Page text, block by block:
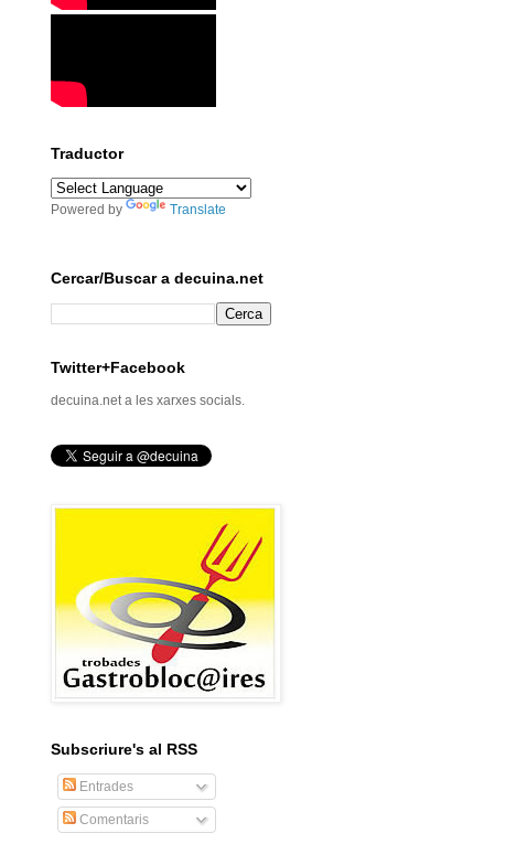
Traductor
Powered by Translate
Cercar/Buscar a decuina.net
Twitter+Facebook
decuina.net a les xarxes socials.
Subscriure's al RSS
Entrades
Comentaris